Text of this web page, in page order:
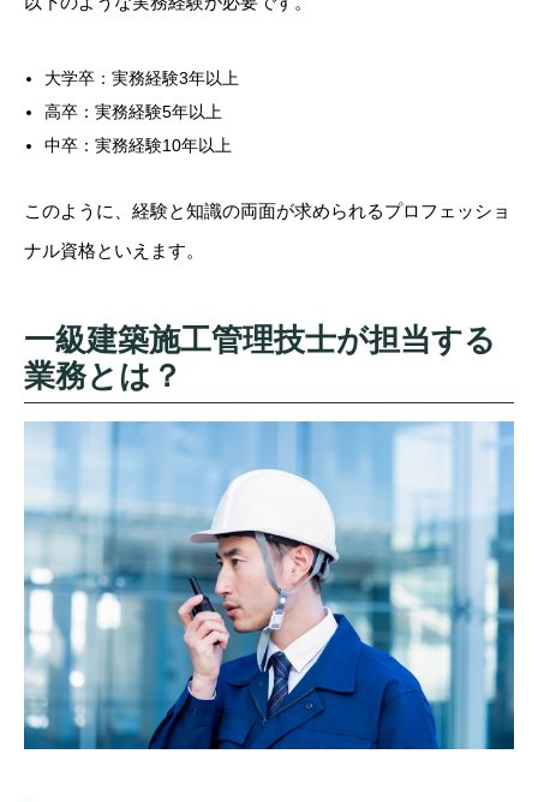
大学卒：実務経験3年以上
高卒：実務経験5年以上
中卒：実務経験10年以上
このように、経験と知識の両面が求められるプロフェッショ
ナル資格といえます。
一級建築施工管理技士が担当する
業務とは？